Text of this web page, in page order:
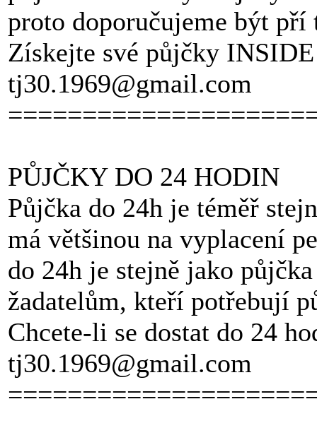
proto doporučujeme být
Získejte své půjčky
tj30.1969@gmail.com
PŮJČKY DO 24 HODIN
Půjčka do 24h je téměř
má většinou na vyplacení
do 24h je stejně jako
žadatelům, kteří potřebují
Chcete-li se dostat do 24
tj30.1969@gmail.com